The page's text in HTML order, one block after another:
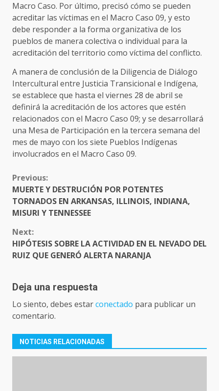
Macro Caso. Por último, precisó cómo se pueden
acreditar las víctimas en el Macro Caso 09, y esto
debe responder a la forma organizativa de los
pueblos de manera colectiva o individual para la
acreditación del territorio como víctima del conflicto.
A manera de conclusión de la Diligencia de Diálogo
Intercultural entre Justicia Transicional e Indígena,
se establece que hasta el viernes 28 de abril se
definirá la acreditación de los actores que estén
relacionados con el Macro Caso 09; y se desarrollará
una Mesa de Participación en la tercera semana del
mes de mayo con los siete Pueblos Indígenas
involucrados en el Macro Caso 09.
CONTINUE
READING
Previous:
MUERTE Y DESTRUCIÓN POR POTENTES
TORNADOS EN ARKANSAS, ILLINOIS, INDIANA,
MISURI Y TENNESSEE
Next:
HIPÓTESIS SOBRE LA ACTIVIDAD EN EL NEVADO DEL
RUIZ QUE GENERÓ ALERTA NARANJA
Deja una respuesta
Lo siento, debes estarconectado para publicar un
comentario.
NOTICIAS RELACIONADAS